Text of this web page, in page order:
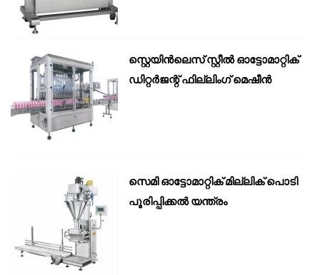
സ്റ്റെയിൻ‌ലെസ് സ്റ്റീൽ ഓട്ടോമാറ്റിക്
ഡിറ്റർജന്റ് ഫില്ലിംഗ് മെഷീൻ
സെമി ഓട്ടോമാറ്റിക് മില്ലിക് പൊടി
പൂരിപ്പിക്കൽ യന്ത്രം